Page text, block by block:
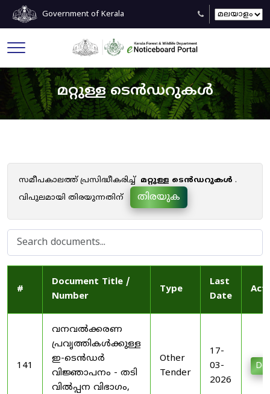
Government of Kerala
മറ്റുള്ള ടെൻഡറുകൾ
സമീപകാലത്ത് പ്രസിദ്ധീകരിച്ച് മറ്റുള്ള ടെൻഡറുകൾ .
വിപുലമായി തിരയുന്നതിന്
തിരയുക
#
Document Title /
Number
Type
Last
Date
141
വനവൽക്കരണ
പ്രവൃത്തികൾക്കുള്ള
ഇ-ടെൻഡർ
വിജ്ഞാപനം - തടി
വിൽപ്പന വിഭാഗം,
Other
Tender
17-
03-
2026